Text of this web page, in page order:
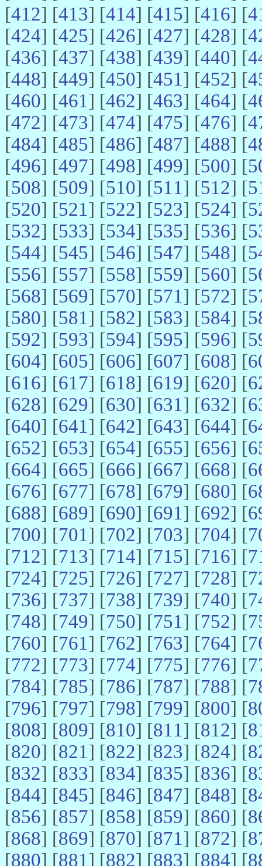
[412] [413] [414] [415] [416] [
[424] [425] [426] [427] [428] [
[436] [437] [438] [439] [440] [
[448] [449] [450] [451] [452] [
[460] [461] [462] [463] [464] [
[472] [473] [474] [475] [476] [
[484] [485] [486] [487] [488] [
[496] [497] [498] [499] [500] [
[508] [509] [510] [511] [512] [
[520] [521] [522] [523] [524] [
[532] [533] [534] [535] [536] [
[544] [545] [546] [547] [548] [
[556] [557] [558] [559] [560] [
[568] [569] [570] [571] [572] [
[580] [581] [582] [583] [584] [
[592] [593] [594] [595] [596] [
[604] [605] [606] [607] [608] [
[616] [617] [618] [619] [620] [
[628] [629] [630] [631] [632] [
[640] [641] [642] [643] [644] [
[652] [653] [654] [655] [656] [
[664] [665] [666] [667] [668] [
[676] [677] [678] [679] [680] [
[688] [689] [690] [691] [692] [
[700] [701] [702] [703] [704] [
[712] [713] [714] [715] [716] [
[724] [725] [726] [727] [728] [
[736] [737] [738] [739] [740] [
[748] [749] [750] [751] [752] [
[760] [761] [762] [763] [764] [
[772] [773] [774] [775] [776] [
[784] [785] [786] [787] [788] [
[796] [797] [798] [799] [800] [
[808] [809] [810] [811] [812] [
[820] [821] [822] [823] [824] [
[832] [833] [834] [835] [836] [
[844] [845] [846] [847] [848] [
[856] [857] [858] [859] [860] [
[868] [869] [870] [871] [872] [
[880] [881] [882] [883] [884] [